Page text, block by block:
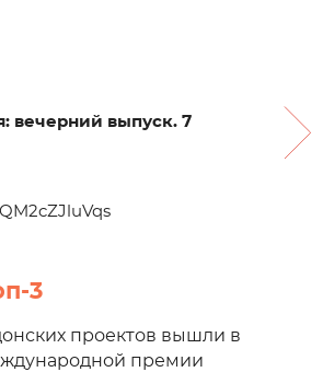
вечерний выпуск. 7
3
проектов вышли в
премии